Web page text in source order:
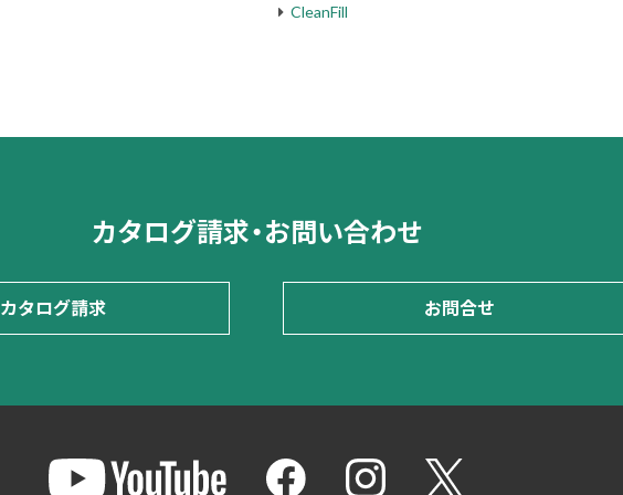
CleanFill
カタログ請求・お問い合わせ
カタログ請求 お問合せ